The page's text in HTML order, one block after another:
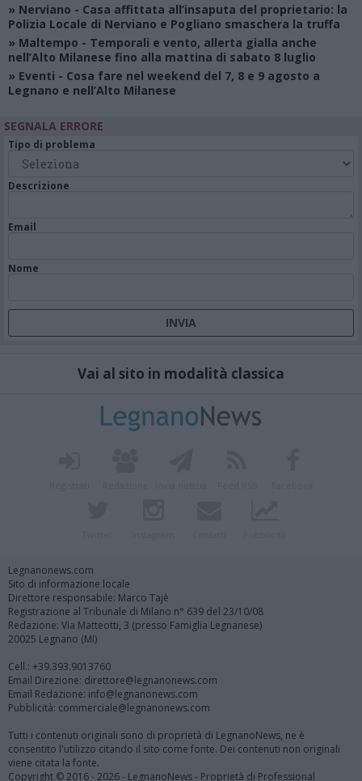
» Nerviano - Casa affittata all’insaputa del proprietario: la
Polizia Locale di Nerviano e Pogliano smaschera la truffa
» Maltempo - Temporali e vento, allerta gialla anche
nell’Alto Milanese fino alla mattina di sabato 8 luglio
» Eventi - Cosa fare nel weekend del 7, 8 e 9 agosto a
Legnano e nell’Alto Milanese
SEGNALA ERRORE
Tipo di problema
Descrizione
Email
Nome
Vai al sito in modalità classica
Legnanonews.com
Sito di informazione locale
Direttore responsabile: Marco Tajè
Registrazione al Tribunale di Milano n° 639 del 23/10/08
Redazione: Via Matteotti, 3 (presso Famiglia Legnanese)
20025 Legnano (MI)
Cell.: +39.393.9013760
Email Direzione: direttore@legnanonews.com
Email Redazione: info@legnanonews.com
Pubblicità: commerciale@legnanonews.com
Tutti i contenuti originali sono di proprietà di LegnanoNews, ne è
consentito l'utilizzo citando il sito come fonte. Dei contenuti non originali
viene citata la fonte.
Copyright © 2016 - 2026 - LegnanoNews - Proprietà di Professional